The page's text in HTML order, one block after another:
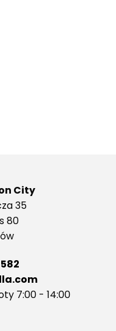
City
35
80
7:00 - 14:00